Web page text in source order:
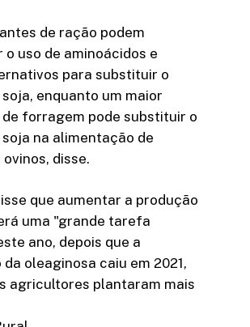
de ração podem
o uso de aminoácidos e
para substituir o
enquanto um maior
de forragem pode substituir o
na alimentação de
ovinos, disse.
que aumentar a produção
uma "grande tarefa
ano, depois que a
oleaginosa caiu em 2021,
agricultores plantaram mais